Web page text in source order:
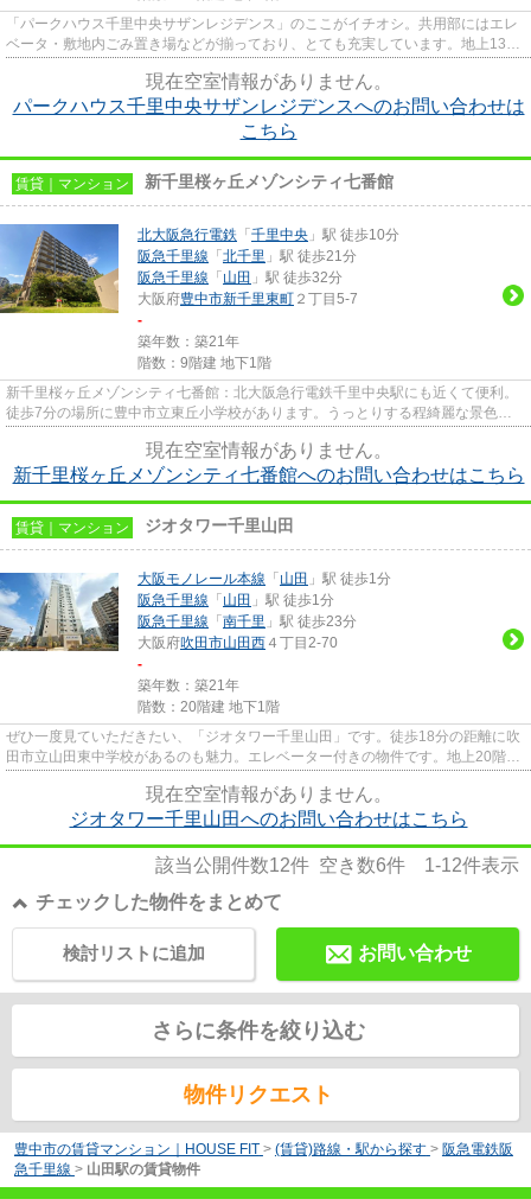
「パークハウス千里中央サザンレジデンス」のここがイチオシ。共用部にはエレ
ベータ・敷地内ごみ置き場などが揃っており、とても充実しています。地上13階
現在空室情報がありません。
パークハウス千里中央サザンレジデンスへのお問い合わせは
こちら
賃貸｜マンション 新千里桜ヶ丘メゾンシティ七番館
北大阪急行電鉄 「 千里中央 」駅 徒歩10分
阪急千里線 「 北千里 」駅 徒歩21分
阪急千里線 「 山田 」駅 徒歩32分
大阪府豊中市新千里東町 ２丁目5-7
-
築年数：築21年
階数：9階建 地下1階
新千里桜ヶ丘メゾンシティ七番館：北大阪急行電鉄千里中央駅にも近くて便利。
徒歩7分の場所に豊中市立東丘小学校があります。うっとりする程綺麗な景色を
現在空室情報がありません。
新千里桜ヶ丘メゾンシティ七番館へのお問い合わせはこちら
賃貸｜マンション ジオタワー千里山田
大阪モノレール本線 「 山田 」駅 徒歩1分
阪急千里線 「 山田 」駅 徒歩1分
阪急千里線 「 南千里 」駅 徒歩23分
大阪府吹田市山田西 ４丁目2-70
-
築年数：築21年
階数：20階建 地下1階
ぜひ一度見ていただきたい、「ジオタワー千里山田」です。徒歩18分の距離に吹
田市立山田東中学校があるのも魅力。エレベーター付きの物件です。地上20階建
現在空室情報がありません。
ジオタワー千里山田へのお問い合わせはこちら
該当公開件数12件 空き数6件 1-12件表示
チェックした物件をまとめて
お問い合わせ
検討リストに追加
さらに条件を絞り込む
物件リクエスト
豊中市の賃貸マンション｜HOUSE FIT > (賃貸)路線・駅から探す > 阪急電鉄阪
急千里線 > 山田駅の賃貸物件